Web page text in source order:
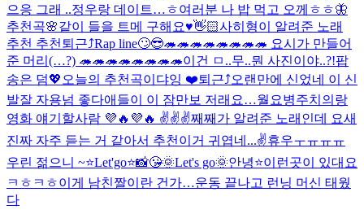
으응 그래 ..정우랑 데이트…ㅎ여러분 나 밥 먹고 오께ㅎㅎ🦋
추천곡🌸같이 들을 트메 구해요♥️👋🏻사히형이 알려준 노래
추천 추천 퇴근⤴︎Rap line🙄😎🦔🦔🦔🦔🦔🦔🦔🦔 요시가 만들어
준 머리(…?) 🦔🦔🦔🦔🦔🦔🦔🦔이건 ㅁ..무..뭔 사진이야..?!팝
송은 덤💖 오늘의 추천곡이댜잉 ❤️퇴근⤴︎오랜만에 신었네 이 신
발잘 자용넘 좋다애들이 이 잠만보 저래요…월요병주치의랑
영화 얘기할사람 💜🔥💜🔥 ✌️✌️✌️째째가 알려준 노래인데 요새
진짜 자주 듣는 거 같아서 추천 이거 귀엽네...✌️휴우ㅜㅠㅠㅠ
우린 젊으니 ~⭐️Let'go⭐️📸😘🌞Let's go🌞안녕⭐️이런곳이 있대요
ㅋㅎㅋㅎ이게 남친짤이란 건가…운동 끝나고 런닝 머신 태웠
다